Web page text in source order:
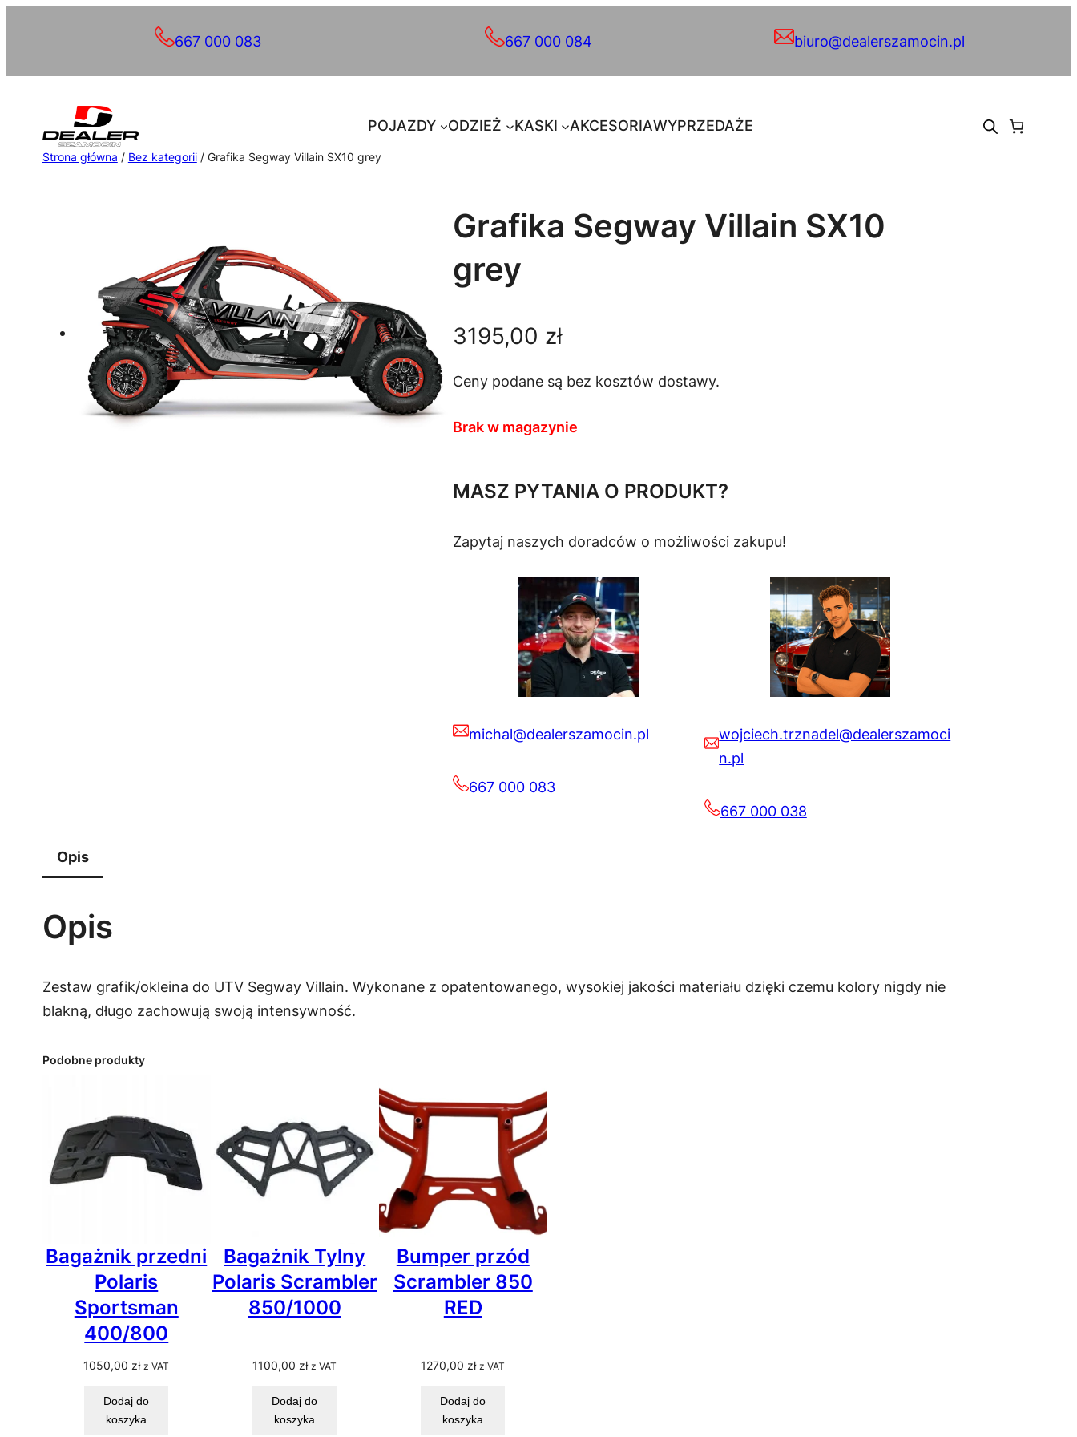
667 000 083 667 000 084 biuro@dealerszamocin.pl
POJAZDY ODZIEŻ KASKI AKCESORIAWYPRZEDAŻE
Strona główna / Bez kategorii/ Grafika Segway Villain SX10 grey
Grafika Segway Villain SX10
grey
3195,00 zł
Ceny podane są bez kosztów dostawy.
Brak w magazynie
MASZ PYTANIA O PRODUKT?
Zapytaj naszych doradców o możliwości zakupu!
michal@dealerszamocin.pl
667 000 083
wojciech.trznadel@dealerszamoci
n.pl
667 000 038
Opis
Opis
Zestaw grafik/okleina do UTV Segway Villain. Wykonane z opatentowanego, wysokiej jakości materiału dzięki czemu kolory nigdy nie
blakną, długo zachowują swoją intensywność.
Podobne produkty
Bagażnik przedni
Polaris
Sportsman
400/800
1050,00zł z VAT
Dodaj do
koszyka
Bagażnik Tylny
Polaris Scrambler
850/1000
1100,00zł z VAT
Dodaj do
koszyka
Bumper przód
Scrambler 850
RED
1270,00zł z VAT
Dodaj do
koszyka